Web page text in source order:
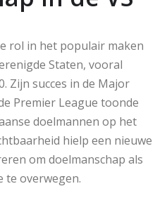
rol in het populair maken
Staten, vooral
Zijn succes in de Major
Premier League toonde
doelmannen op het
hielp een nieuwe
om doelmanschap als
te overwegen.